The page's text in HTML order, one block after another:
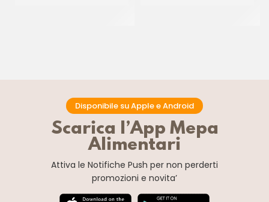
Disponibile su Apple e Android
Scarica l’App Mepa
Alimentari
Attiva le Notifiche Push per non perderti
promozioni e novita’